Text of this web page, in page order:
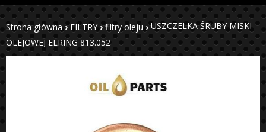
Strona główna › FILTRY › filtry oleju › USZCZELKA ŚRUBY MISKI
OLEJOWEJ ELRING 813.052